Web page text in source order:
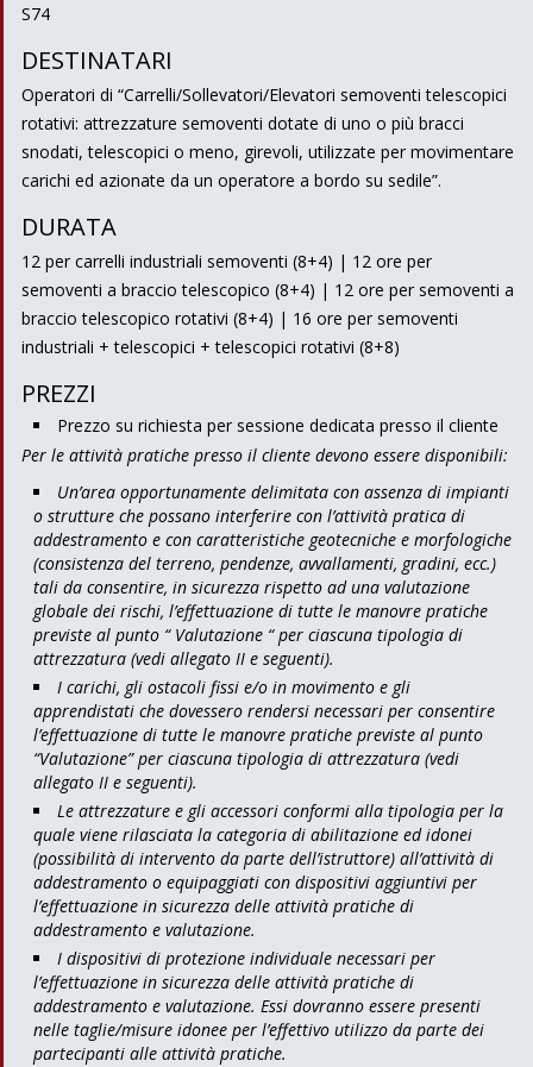
S74
DESTINATARI
Operatori di “Carrelli/Sollevatori/Elevatori semoventi telescopici
rotativi: attrezzature semoventi dotate di uno o più bracci
snodati, telescopici o meno, girevoli, utilizzate per movimentare
carichi ed azionate da un operatore a bordo su sedile”.
DURATA
12 per carrelli industriali semoventi (8+4) | 12 ore per
semoventi a braccio telescopico (8+4) | 12 ore per semoventi a
braccio telescopico rotativi (8+4) | 16 ore per semoventi
industriali + telescopici + telescopici rotativi (8+8)
PREZZI
Prezzo su richiesta per sessione dedicata presso il cliente
Per le attività pratiche presso il cliente devono essere disponibili:
Un’area opportunamente delimitata con assenza di impianti
o strutture che possano interferire con l’attività pratica di
addestramento e con caratteristiche geotecniche e morfologiche
(consistenza del terreno, pendenze, avvallamenti, gradini, ecc.)
tali da consentire, in sicurezza rispetto ad una valutazione
globale dei rischi, l’effettuazione di tutte le manovre pratiche
previste al punto “ Valutazione “ per ciascuna tipologia di
attrezzatura (vedi allegato II e seguenti).
I carichi, gli ostacoli fissi e/o in movimento e gli
apprendistati che dovessero rendersi necessari per consentire
l’effettuazione di tutte le manovre pratiche previste al punto
“Valutazione” per ciascuna tipologia di attrezzatura (vedi
allegato II e seguenti).
Le attrezzature e gli accessori conformi alla tipologia per la
quale viene rilasciata la categoria di abilitazione ed idonei
(possibilità di intervento da parte dell’istruttore) all’attività di
addestramento o equipaggiati con dispositivi aggiuntivi per
l’effettuazione in sicurezza delle attività pratiche di
addestramento e valutazione.
I dispositivi di protezione individuale necessari per
l’effettuazione in sicurezza delle attività pratiche di
addestramento e valutazione. Essi dovranno essere presenti
nelle taglie/misure idonee per l’effettivo utilizzo da parte dei
partecipanti alle attività pratiche.